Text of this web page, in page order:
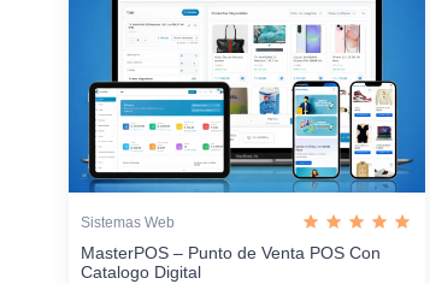
Sistemas Web
MasterPOS – Punto de Venta POS Con
Catalogo Digital